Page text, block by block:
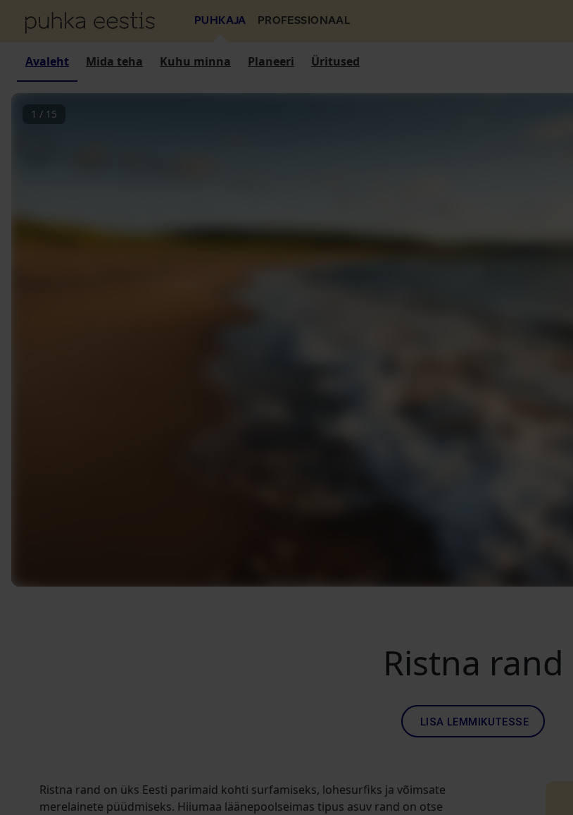
PUHKAJA PROFESSIONAAL
Avaleht Mida teha Kuhu minna Planeeri Üritused
1 / 15
Ristna rand
LISA LEMMIKUTESSE
Ristna rand on üks Eesti parimaid kohti surfamiseks, lohesurfiks ja võimsate
merelainete püüdmiseks. Hiiumaa läänepoolseimas tipus asuv rand on otse